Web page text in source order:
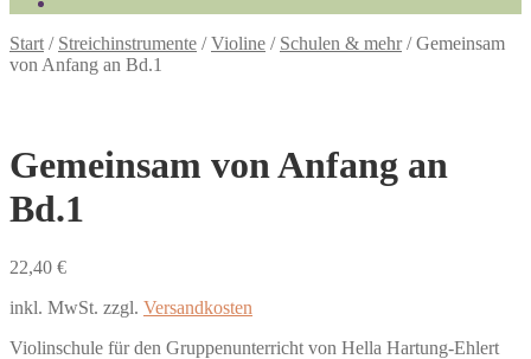
Start / Streichinstrumente /Violine / Schulen & mehr/Gemeinsam
von Anfang an Bd.1
Gemeinsam von Anfang an
Bd.1
22,40 €
inkl. MwSt. zzgl. Versandkosten
Violinschule für den Gruppenunterricht von Hella Hartung-Ehlert